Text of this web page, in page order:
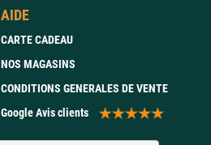
AIDE
CARTE CADEAU
NOS MAGASINS
CONDITIONS GENERALES DE VENTE
Google Avis clients